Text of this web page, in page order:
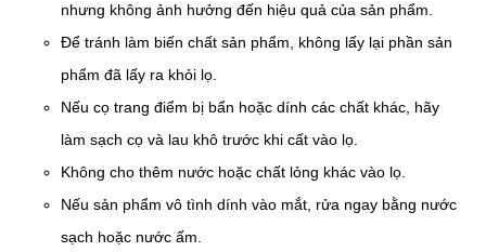
nhưng không ảnh hưởng đến hiệu quả của sản phẩm.
Để tránh làm biến chất sản phẩm, không lấy lại phần sản
phẩm đã lấy ra khỏi lọ.
Nếu cọ trang điểm bị bẩn hoặc dính các chất khác, hãy
làm sạch cọ và lau khô trước khi cất vào lọ.
Không cho thêm nước hoặc chất lỏng khác vào lọ.
Nếu sản phẩm vô tình dính vào mắt, rửa ngay bằng nước
sạch hoặc nước ấm.